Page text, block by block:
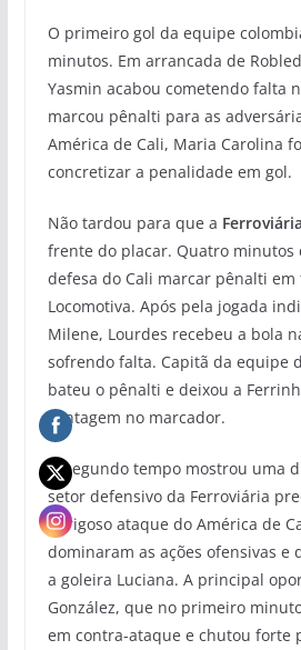
O primeiro gol da equipe
minutos. Em arrancada de
Yasmin acabou cometendo falta
marcou pênalti para as
América de Cali, Maria Carolina
concretizar a penalidade em gol.
Não tardou para que a Ferroviária
frente do placar. Quatro minutos
defesa do Cali marcar pênalti em
Locomotiva. Após pela jogada
Milene, Lourdes recebeu a bola
sofrendo falta. Capitã da equipe
bateu o pênalti e deixou a
vantagem no marcador.
O segundo tempo mostrou uma
setor defensivo da Ferroviária
perigoso ataque do América de
dominaram as ações ofensivas e
a goleira Luciana. A principal
González, que no primeiro
em contra-ataque e chutou forte